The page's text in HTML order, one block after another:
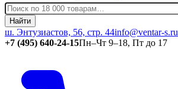
Найти
ш. Энтузиастов, 56, стр. 44info@ventar-s.ru
+7 (495) 640-24-15Пн–Чт 9–18, Пт до 17